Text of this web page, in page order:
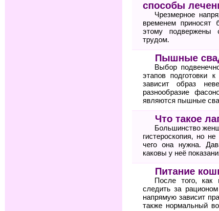
способы
Чрезмерное
временем
этому подвержены
трудом.
Пышные
Выбор
этапов подготовки
зависит образ
разнообразие
являются пышные
Что такое
Большинство
гистероскопия, но
чего она нужна.
каковы у неё
Питание
После того, как
следить за
напрямую зависит
также нормальный